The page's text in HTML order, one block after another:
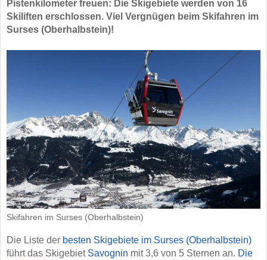
Pistenkilometer freuen: Die Skigebiete werden von 16
Skiliften erschlossen. Viel Vergnügen beim Skifahren im
Surses (Oberhalbstein)!
Skifahren im Surses (Oberhalbstein)
Die Liste der besten Skigebiete im Surses (Oberhalbstein)
führt das Skigebiet Savognin mit 3,6 von 5 Sternen an. Die